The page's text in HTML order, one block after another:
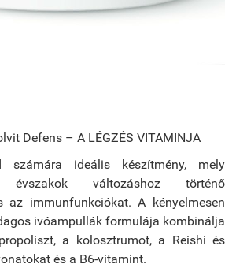
Defens – A LÉGZÉS VITAMINJA
számára ideális készítmény, mely
változáshoz történő
az immunfunkciókat.A kényelmesen
ivóampullák formulája kombinálja
a kolosztrumot, a Reishi és
és a B6-vitamint.